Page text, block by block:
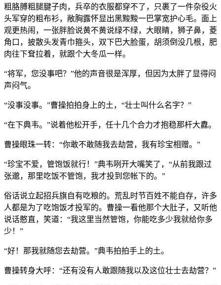
粗胳膊粗腿腱子肉，兵卒的衣服都穿不了，只裹了一件杂役火
头军穿的粗布衫，敞胸露怀显出黑黢黢一巴掌宽护心毛。面上
观更热闹，一张胖脸说黄不黄说绿不绿，大眼睛，狮子鼻，菱
角口，披散头发青巾箍头，双下巴大脸蛋，胡须倒没几根，肥
肉往下耷拉着，就跟个大冬瓜一样。
“将军，您没事吧？”他的声音很是浑厚，但因为太胖了显得闷
声闷气。
“没事没事。”曹操拍拍身上的土，“壮士叫什么名字？”
“在下典韦。”说着他松开手，任十几个合力才抱稳那杆大纛。
曹操眼珠一转：“你敢不敢随我去劫营，我有珍宝相赠。”
“珍宝不爱，管饱饭就行！”典韦咧开大嘴笑了，“从前我跟过
张邈，那里吃饭不管饱，我才投到您帐下的。”
俗话说立起招兵旗自有吃粮的。荒乱时节百姓不能自存，许多
人都是为了吃饱饭才投军的。曹操一看他那个大肚子，又听他
说话憨直，笑道：“我这里当然管饱，你能吃多少我就给你多
少！”
“好！那我就随您去劫营。”典韦拍拍手上的土。
曹操转身大呼：“还有没有人敢跟随我以及这位壮士去劫营？”